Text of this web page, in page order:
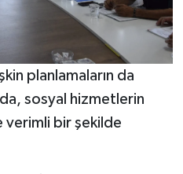
planlamaların da
sosyal hizmetlerin
verimli bir şekilde